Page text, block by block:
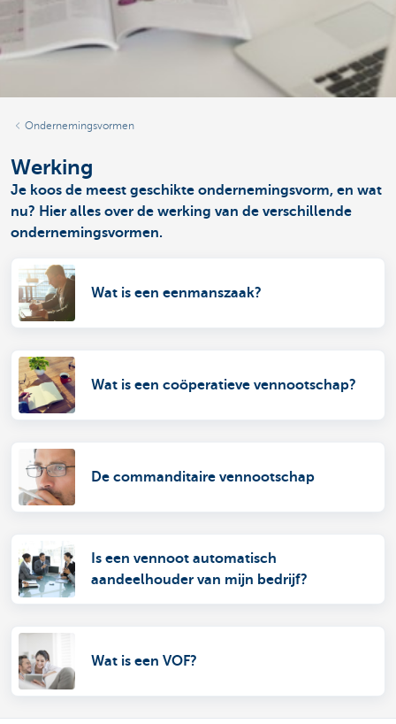
Ondernemingsvormen
Werking
Je koos de meest geschikte ondernemingsvorm, en wat
nu? Hier alles over de werking van de verschillende
ondernemingsvormen.
Wat is een eenmanszaak?
Wat is een coöperatieve vennootschap?
De commanditaire vennootschap
Is een vennoot automatisch
aandeelhouder van mijn bedrijf?
Wat is een VOF?